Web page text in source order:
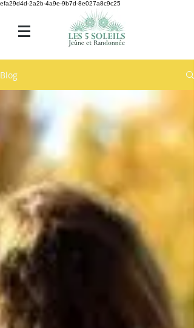
efa29d4d-2a2b-4a9e-9b7d-8e027a8c9c25
Blog